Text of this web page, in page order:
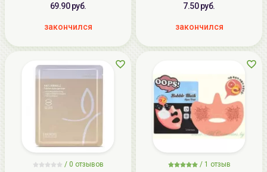
69.90 руб.
закончился
7.50 руб.
закончился
/ 0 отзывов
/ 1 отзыв